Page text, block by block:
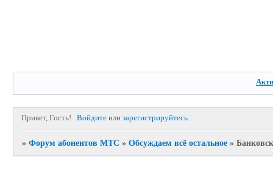
Привет, Гость! Войдите илизарегистрируйтесь.
»Форум абонентов МТС »Обсуждаем всё остальное »